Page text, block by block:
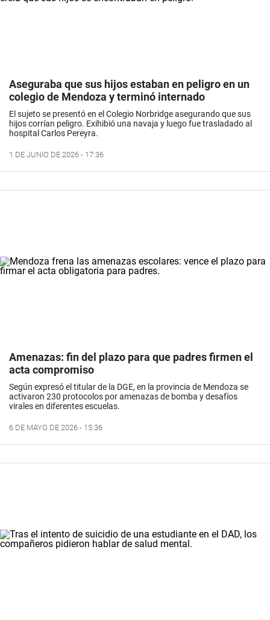
Aseguraba que sus hijos estaban en peligro en un
colegio de Mendoza y terminó internado
El sujeto se presentó en el Colegio Norbridge asegurando que sus
hijos corrían peligro. Exihibió una navaja y luego fue trasladado al
hospital Carlos Pereyra.
1 DE JUNIO DE 2026 - 17:36
Amenazas: fin del plazo para que padres firmen el
acta compromiso
Según expresó el titular de la DGE, en la provincia de Mendoza se
activaron 230 protocolos por amenazas de bomba y desafíos
virales en diferentes escuelas.
6 DE MAYO DE 2026 - 15:36